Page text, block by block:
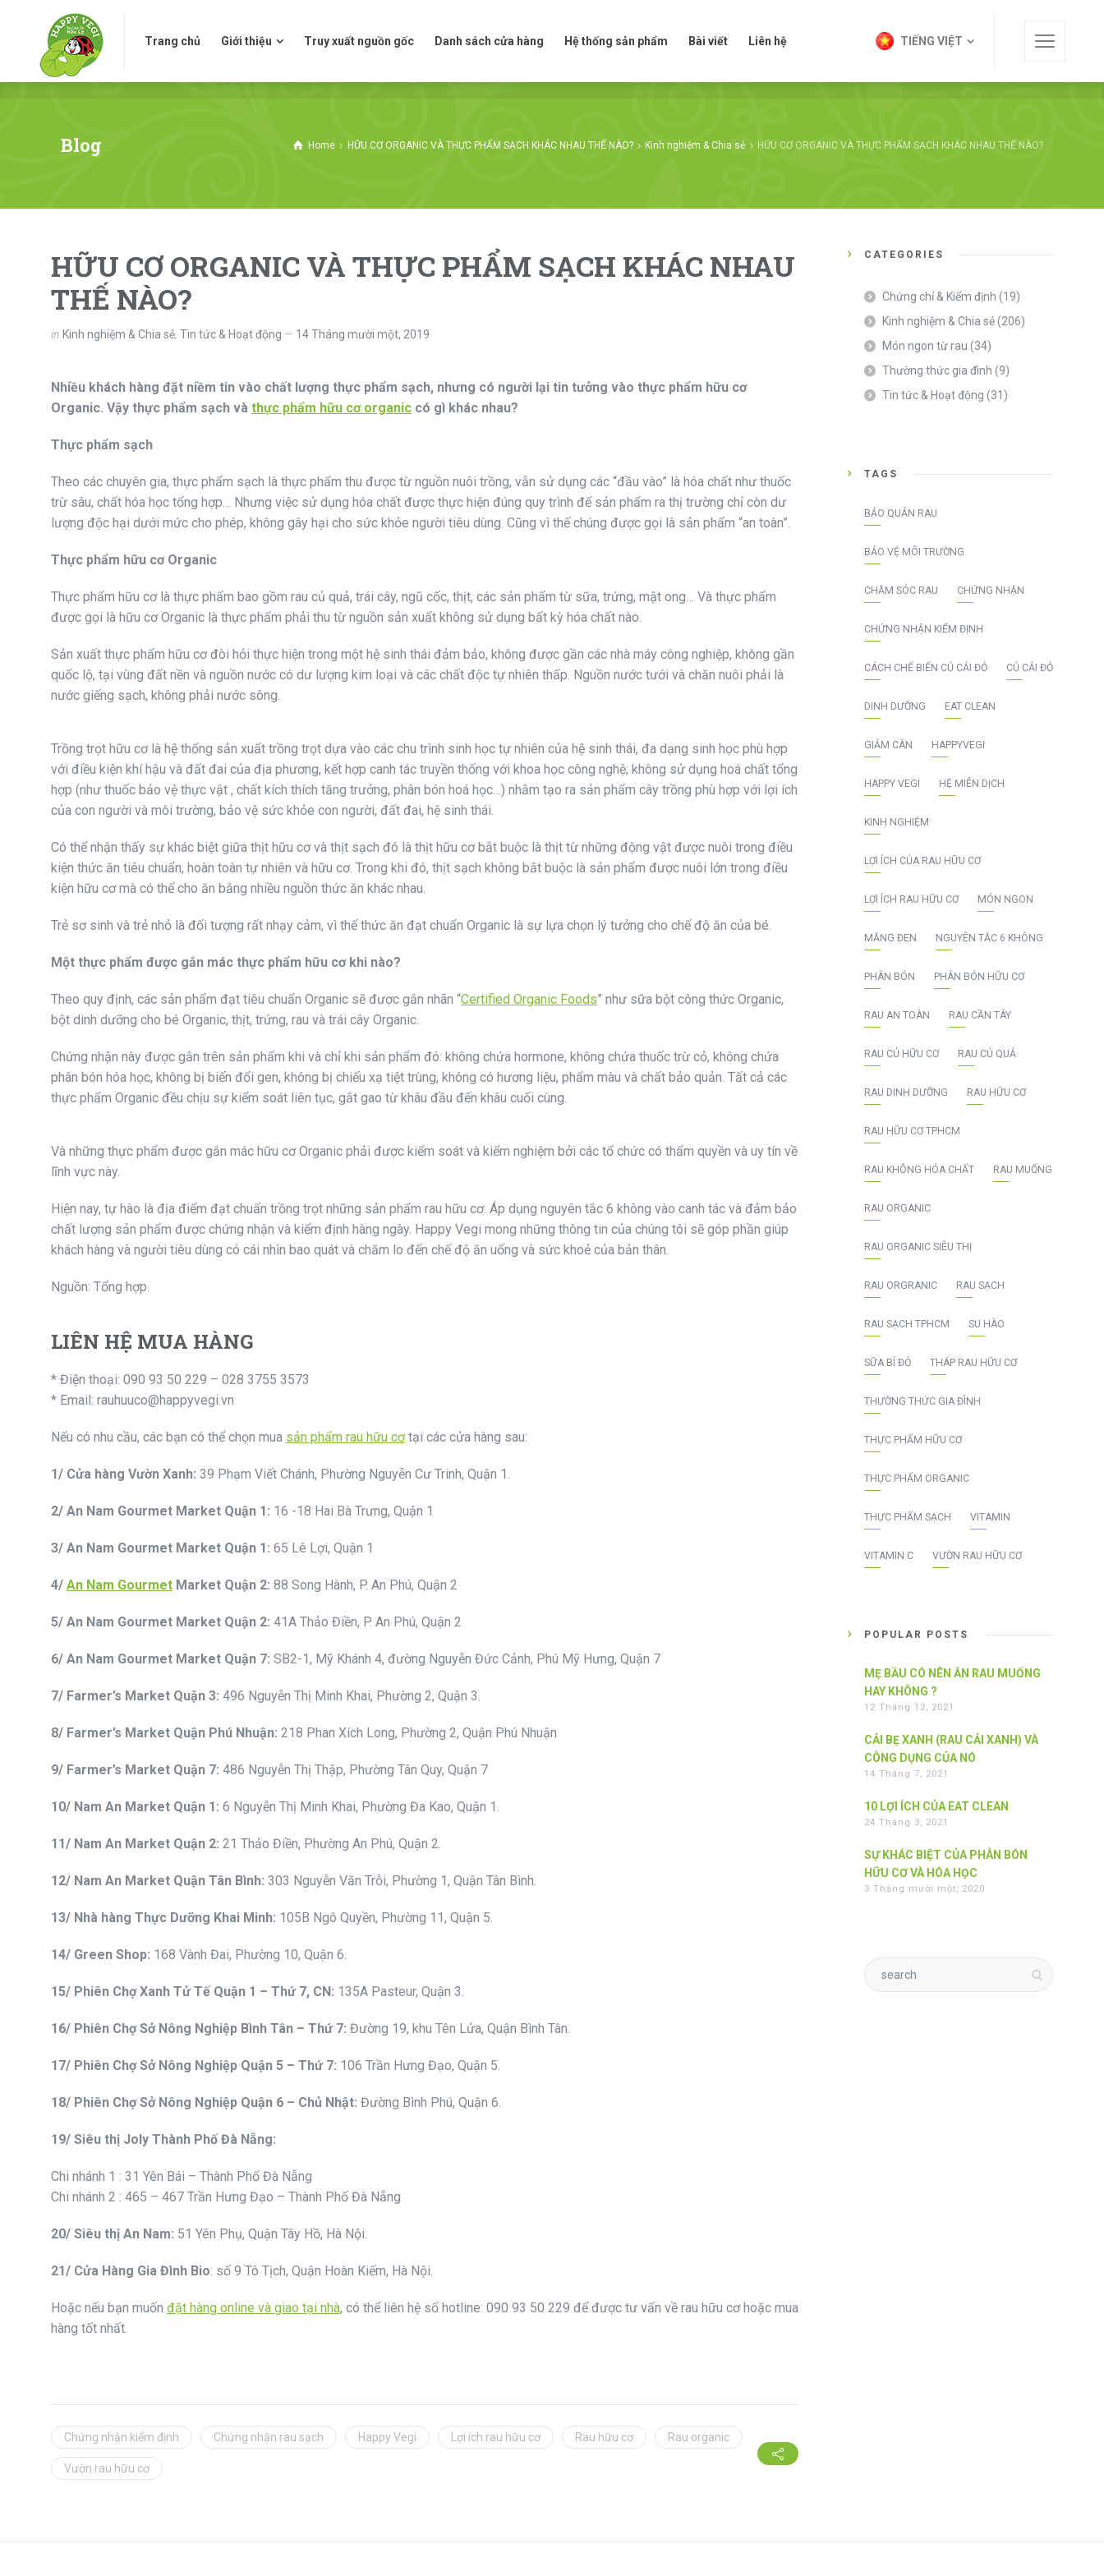
Trang chủ Giới thiệu Truy xuất nguồn gốc Danh sách cửa hàng Hệ thống sản phẩm Bài viết Liên hệ TIẾNG VIỆT
Blog Home HỮU CƠ ORGANIC VÀ THỰC PHẨM SẠCH KHÁC NHAU THẾ NÀO? Kinh nghiệm & Chia sẻ HỮU CƠ ORGANIC VÀ THỰC PHẨM SẠCH KHÁC NHAU THẾ NÀO?
HỮU CƠ ORGANIC VÀ THỰC PHẨM SẠCH KHÁC NHAU
THẾ NÀO?
in Kinh nghiệm & Chia sẻ, Tin tức & Hoạt động 14 Tháng mười một, 2019
Nhiều khách hàng đặt niềm tin vào chất lượng thực phẩm sạch, nhưng có người lại tin tưởng vào thực phẩm hữu cơ
Organic. Vậy thực phẩm sạch và thực phẩm hữu cơ organic có gì khác nhau?
Thực phẩm sạch
Theo các chuyên gia, thực phẩm sạch là thực phẩm thu được từ nguồn nuôi trồng, vẫn sử dụng các “đầu vào” là hóa chất như thuốc
trừ sâu, chất hóa học tổng hợp… Nhưng việc sử dụng hóa chất được thực hiện đúng quy trình để sản phẩm ra thị trường chỉ còn dư
lượng độc hại dưới mức cho phép, không gây hại cho sức khỏe người tiêu dùng. Cũng vì thế chúng được gọi là sản phẩm “an toàn”.
Thực phẩm hữu cơ Organic
Thực phẩm hữu cơ là thực phẩm bao gồm rau củ quả, trái cây, ngũ cốc, thịt, các sản phẩm từ sữa, trứng, mật ong… Và thực phẩm
được gọi là hữu cơ Organic là thực phẩm phải thu từ nguồn sản xuất không sử dụng bất kỳ hóa chất nào.
Sản xuất thực phẩm hữu cơ đòi hỏi thực hiện trong một hệ sinh thái đảm bảo, không được gần các nhà máy công nghiệp, không gần
quốc lộ, tại vùng đất nền và nguồn nước có dư lượng kim loại và các chất độc tự nhiên thấp. Nguồn nước tưới và chăn nuôi phải là
nước giếng sạch, không phải nước sông.
Trồng trọt hữu cơ là hệ thống sản xuất trồng trọt dựa vào các chu trình sinh học tự nhiên của hệ sinh thái, đa dạng sinh học phù hợp
với điều kiện khí hậu và đất đai của địa phương, kết hợp canh tác truyền thống với khoa học công nghệ; không sử dụng hoá chất tổng
hợp (như thuốc bảo vệ thực vật , chất kích thích tăng trưởng, phân bón hoá học…) nhằm tạo ra sản phẩm cây trồng phù hợp với lợi ích
của con người và môi trường, bảo vệ sức khỏe con người, đất đai, hệ sinh thái.
Có thể nhận thấy sự khác biệt giữa thịt hữu cơ và thịt sạch đó là thịt hữu cơ bắt buộc là thịt từ những động vật được nuôi trong điều
kiện thức ăn tiêu chuẩn, hoàn toàn tự nhiên và hữu cơ. Trong khi đó, thịt sạch không bắt buộc là sản phẩm được nuôi lớn trong điều
kiện hữu cơ mà có thể cho ăn bằng nhiều nguồn thức ăn khác nhau.
Trẻ sơ sinh và trẻ nhỏ là đối tượng rất nhạy cảm, vì thế thức ăn đạt chuẩn Organic là sự lựa chọn lý tưởng cho chế độ ăn của bé.
Một thực phẩm được gắn mác thực phẩm hữu cơ khi nào?
Theo quy định, các sản phẩm đạt tiêu chuẩn Organic sẽ được gắn nhãn “Certified Organic Foods” như sữa bột công thức Organic,
bột dinh dưỡng cho bé Organic, thịt, trứng, rau và trái cây Organic.
Chứng nhận này được gắn trên sản phẩm khi và chỉ khi sản phẩm đó: không chứa hormone, không chứa thuốc trừ cỏ, không chứa
phân bón hóa học, không bị biến đổi gen, không bị chiếu xạ tiệt trùng, không có hương liệu, phẩm màu và chất bảo quản. Tất cả các
thực phẩm Organic đều chịu sự kiểm soát liên tục, gắt gao từ khâu đầu đến khâu cuối cùng.
Và những thực phẩm được gắn mác hữu cơ Organic phải được kiểm soát và kiểm nghiệm bởi các tổ chức có thẩm quyền và uy tín về
lĩnh vực này.
Hiện nay, tự hào là địa điểm đạt chuẩn trồng trọt những sản phẩm rau hữu cơ. Áp dụng nguyên tắc 6 không vào canh tác và đảm bảo
chất lượng sản phẩm được chứng nhận và kiểm định hàng ngày. Happy Vegi mong những thông tin của chúng tôi sẽ góp phần giúp
khách hàng và người tiêu dùng có cái nhìn bao quát và chăm lo đến chế độ ăn uống và sức khoẻ của bản thân.
Nguồn: Tổng hợp.
LIÊN HỆ MUA HÀNG
* Điện thoại: 090 93 50 229 – 028 3755 3573
* Email: rauhuuco@happyvegi.vn
Nếu có nhu cầu, các bạn có thể chọn mua sản phẩm rau hữu cơtại các cửa hàng sau:
1/ Cửa hàng Vườn Xanh: 39 Phạm Viết Chánh, Phường Nguyễn Cư Trinh, Quận 1.
2/ An Nam Gourmet Market Quận 1: 16 -18 Hai Bà Trưng, Quận 1
3/ An Nam Gourmet Market Quận 1: 65 Lê Lợi, Quận 1
4/ An Nam Gourmet Market Quận 2: 88 Song Hành, P. An Phú, Quận 2
5/ An Nam Gourmet Market Quận 2: 41A Thảo Điền, P. An Phú, Quận 2
6/ An Nam Gourmet Market Quận 7: SB2-1, Mỹ Khánh 4, đường Nguyễn Đức Cảnh, Phú Mỹ Hưng, Quận 7
7/ Farmer’s Market Quận 3: 496 Nguyễn Thị Minh Khai, Phường 2, Quận 3.
8/ Farmer’s Market Quận Phú Nhuận: 218 Phan Xích Long, Phường 2, Quận Phú Nhuận
9/ Farmer’s Market Quận 7: 486 Nguyễn Thị Thập, Phường Tân Quy, Quận 7
10/ Nam An Market Quận 1: 6 Nguyễn Thị Minh Khai, Phường Đa Kao, Quận 1.
11/ Nam An Market Quận 2: 21 Thảo Điền, Phường An Phú, Quận 2.
12/ Nam An Market Quận Tân Bình: 303 Nguyễn Văn Trỗi, Phường 1, Quận Tân Bình.
13/ Nhà hàng Thực Dưỡng Khai Minh: 105B Ngô Quyền, Phường 11, Quận 5.
14/ Green Shop: 168 Vành Đai, Phường 10, Quận 6.
15/ Phiên Chợ Xanh Tử Tế Quận 1 – Thứ 7, CN: 135A Pasteur, Quận 3.
16/ Phiên Chợ Sở Nông Nghiệp Bình Tân – Thứ 7: Đường 19, khu Tên Lửa, Quận Bình Tân.
17/ Phiên Chợ Sở Nông Nghiệp Quận 5 – Thứ 7: 106 Trần Hưng Đạo, Quận 5.
18/ Phiên Chợ Sở Nông Nghiệp Quận 6 – Chủ Nhật: Đường Bình Phú, Quận 6.
19/ Siêu thị Joly Thành Phố Đà Nẵng:
Chi nhánh 1 : 31 Yên Bái – Thành Phố Đà Nẵng
Chi nhánh 2 : 465 – 467 Trần Hưng Đạo – Thành Phố Đà Nẵng
20/ Siêu thị An Nam: 51 Yên Phụ, Quận Tây Hồ, Hà Nội.
21/ Cửa Hàng Gia Đình Bio: số 9 Tô Tịch, Quận Hoàn Kiếm, Hà Nội.
Hoặc nếu bạn muốn đặt hàng online và giao tại nhà, có thể liên hệ số hotline: 090 93 50 229 để được tư vấn về rau hữu cơ hoặc mua
hàng tốt nhất.
Chứng nhận kiểm định Chứng nhận rau sạch Happy Vegi Lợi ích rau hữu cơ Rau hữu cơ Rau organic
Vườn rau hữu cơ
CATEGORIES
Chứng chỉ & Kiểm định (19)
Kinh nghiệm & Chia sẻ(206)
Món ngon từ rau (34)
Thường thức gia đình (9)
Tin tức & Hoạt động (31)
TAGS
BẢO QUẢN RAU
BẢO VỆ MÔI TRƯỜNG
CHĂM SÓC RAU CHỨNG NHẬN
CHỨNG NHẬN KIỂM ĐỊNH
CÁCH CHẾ BIẾN CỦ CẢI ĐỎ CỦ CẢI ĐỎ
DINH DƯỠNG EAT CLEAN
GIẢM CÂN HAPPYVEGI
HAPPY VEGI HỆ MIỄN DỊCH
KINH NGHIỆM
LỢI ÍCH CỦA RAU HỮU CƠ
LỢI ÍCH RAU HỮU CƠ MÓN NGON
MĂNG ĐEN NGUYÊN TẮC 6 KHÔNG
PHÂN BÓN PHÂN BÓN HỮU CƠ
RAU AN TOÀN RAU CẦN TÂY
RAU CỦ HỮU CƠ RAU CỦ QUẢ
RAU DINH DƯỠNG RAU HỮU CƠ
RAU HỮU CƠ TPHCM
RAU KHÔNG HÓA CHẤT RAU MUỐNG
RAU ORGANIC
RAU ORGANIC SIÊU THỊ
RAU ORGRANIC RAU SẠCH
RAU SẠCH TPHCM SU HÀO
SỮA BÍ ĐỎ THÁP RAU HỮU CƠ
THƯỜNG THỨC GIA ĐÌNH
THỰC PHẨM HỮU CƠ
THỰC PHẨM ORGANIC
THỰC PHẨM SẠCH VITAMIN
VITAMIN C VƯỜN RAU HỮU CƠ
POPULAR POSTS
MẸ BẦU CÓ NÊN ĂN RAU MUỐNG
HAY KHÔNG ?
12 Tháng 12, 2021
CẢI BẸ XANH (RAU CẢI XANH) VÀ
CÔNG DỤNG CỦA NÓ
14 Tháng 7, 2021
10 LỢI ÍCH CỦA EAT CLEAN
24 Tháng 3, 2021
SỰ KHÁC BIỆT CỦA PHÂN BÓN
HỮU CƠ VÀ HÓA HỌC
3 Tháng mười một, 2020